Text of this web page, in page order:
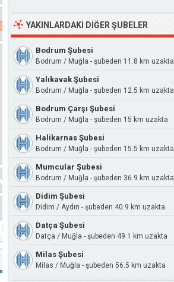
YAKINLARDAKI DIĞER ŞUBELER
Bodrum Şubesi
Bodrum / Muğla - şubeden 11.8 km uzakta
Yalıkavak Şubesi
Bodrum / Muğla - şubeden 12.5 km uzakta
Bodrum Çarşı Şubesi
Bodrum / Muğla - şubeden 15 km uzakta
Halikarnas Şubesi
Bodrum / Muğla - şubeden 15.5 km uzakta
Mumcular Şubesi
Bodrum / Muğla - şubeden 36.9 km uzakta
Didim Şubesi
Didim / Aydın - şubeden 40.9 km uzakta
Datça Şubesi
Datça / Muğla - şubeden 49.1 km uzakta
Milas Şubesi
Milas / Muğla - şubeden 56.5 km uzakta